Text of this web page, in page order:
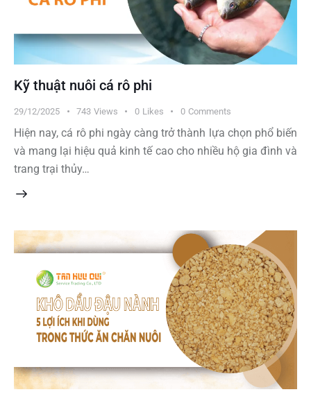
Kỹ thuật nuôi cá rô phi
29/12/2025 743 Views 0 Likes 0 Comments
Hiện nay, cá rô phi ngày càng trở thành lựa chọn phổ biến
và mang lại hiệu quả kinh tế cao cho nhiều hộ gia đình và
trang trại thủy…